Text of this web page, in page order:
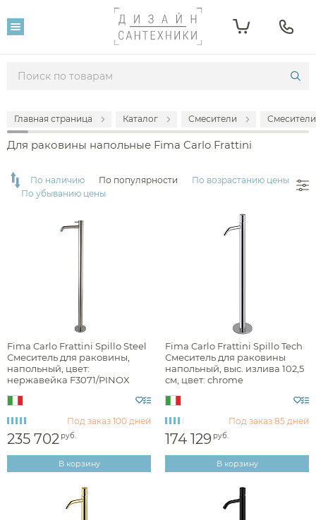
Главная страница Каталог Смесители
Для раковины напольные Fima Carlo Frattini
Фильтр
142 226 302 400
Производитель
Fima Carlo Frattini
хром
черный
золото
По наличию По популярности
По возрастанию цены
По убыванию цены
Fima Carlo Frattini Spillo Steel
Смеситель для раковины,
напольный, цвет:
нержавейка F3071/PINOX
Под заказ 100 дней
235 702 руб.
В корзину
Fima Carlo Frattini Spillo Tech
Смеситель для раковины
напольный, выс. излива 102,5
см, цвет: chrome
Под заказ 85 дней
174 129 руб.
В корзину